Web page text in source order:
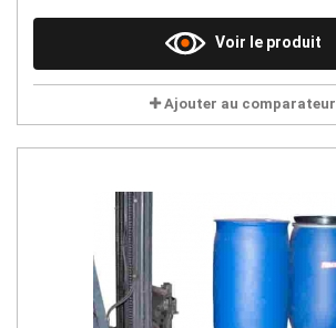
Voir le produit
Ajouter au comparateur